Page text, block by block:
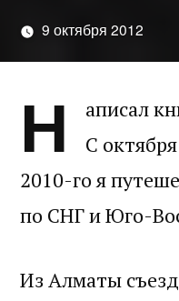
9 октября 2012
Н
аписал
С
2010-го я
по СНГ и Юго-
Из Алматы